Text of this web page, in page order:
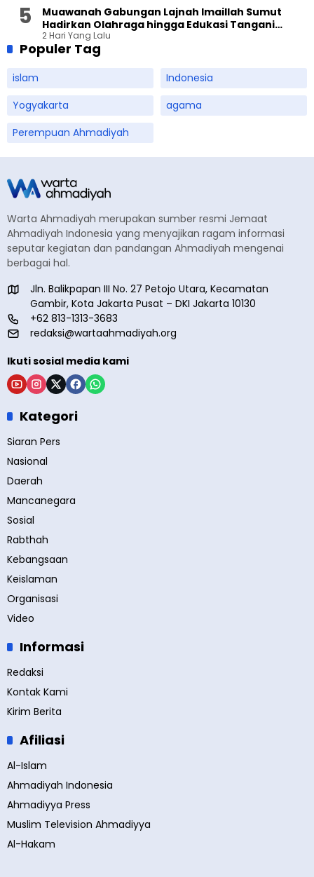
Muawanah Gabungan Lajnah Imaillah Sumut
Hadirkan Olahraga hingga Edukasi Tangani
Sampah
2 Hari Yang Lalu
Populer Tag
islam
Indonesia
Yogyakarta
agama
Perempuan Ahmadiyah
Warta Ahmadiyah merupakan sumber resmi Jemaat
Ahmadiyah Indonesia yang menyajikan ragam informasi
seputar kegiatan dan pandangan Ahmadiyah mengenai
berbagai hal.
Jln. Balikpapan III No. 27 Petojo Utara, Kecamatan
Gambir, Kota Jakarta Pusat – DKI Jakarta 10130
+62 813-1313-3683
redaksi@wartaahmadiyah.org
Ikuti sosial media kami
Kategori
Siaran Pers
Nasional
Daerah
Mancanegara
Sosial
Rabthah
Kebangsaan
Keislaman
Organisasi
Video
Informasi
Redaksi
Kontak Kami
Kirim Berita
Afiliasi
Al-Islam
Ahmadiyah Indonesia
Ahmadiyya Press
Muslim Television Ahmadiyya
Al-Hakam